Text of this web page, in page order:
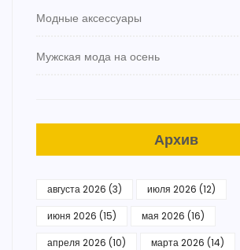
Модные аксессуары
Мужская мода на осень
Архив
августа 2026 (3) июля 2026 (12)
июня 2026 (15) мая 2026 (16)
апреля 2026 (10) марта 2026 (14)